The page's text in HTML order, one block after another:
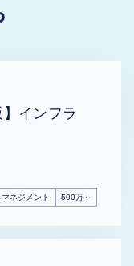
インフラ
ネジメント 500万～